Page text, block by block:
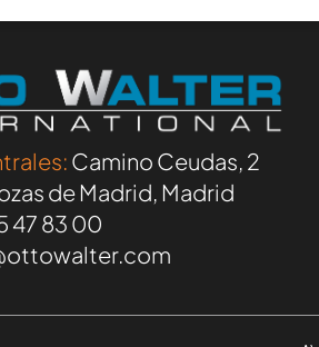
Camino Ceudas, 2
de Madrid, Madrid
47 83 00